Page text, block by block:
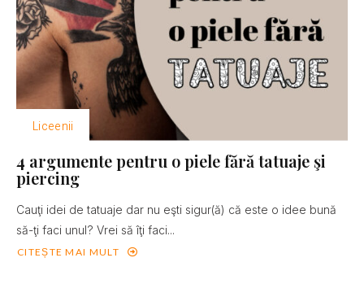
Liceenii
4 argumente pentru o piele fără tatuaje şi
piercing
Cauţi idei de tatuaje dar nu eşti sigur(ă) că este o idee bună
să-ţi faci unul? Vrei să îţi faci...
CITEȘTE MAI MULT